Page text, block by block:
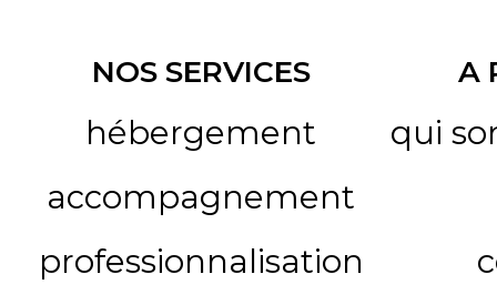
NOS SERVICES
hébergement
accompagnement
professionnalisation
A
qui